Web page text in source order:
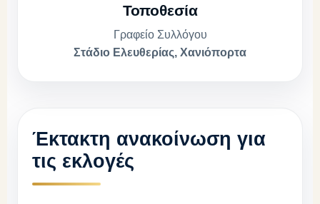
Τοποθεσία
Γραφείο Συλλόγου
Στάδιο Ελευθερίας, Χανιόπορτα
Έκτακτη ανακοίνωση για
τις εκλογές